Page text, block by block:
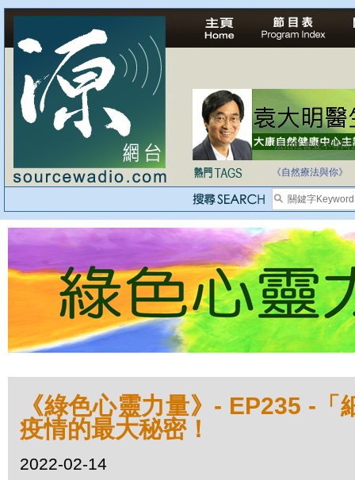
法治社會並不等同
自家教育合法化-
《自然療法與你》
《綠色心靈力量》- EP235 -
疫情的最大秘密！
2022-02-14